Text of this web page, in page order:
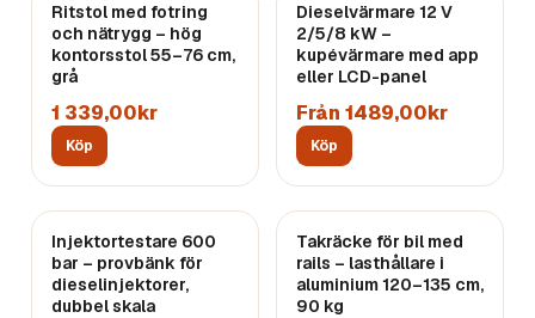
Ritstol med fotring
och nätrygg – hög
kontorsstol 55–76 cm,
grå
1 339,00kr
Köp
Dieselvärmare 12 V
2/5/8 kW –
kupévärmare med app
eller LCD-panel
Från 1489,00kr
Köp
Injektortestare 600
bar – provbänk för
dieselinjektorer,
dubbel skala
Takräcke för bil med
rails – lasthållare i
aluminium 120–135 cm,
90 kg